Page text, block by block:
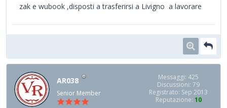
zak e wubook ,disposti a trasferirsi a Livigno a lavorare
AR038
Senior Member
Messaggi: 425
Discussioni: 79
Registrato: Sep 2013
Reputazione: 10